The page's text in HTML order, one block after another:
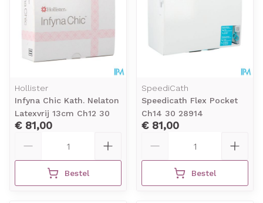
Hollister
Infyna Chic Kath. Nelaton
Latexvrij 13cm Ch12 30
€ 81,00
Bestel
SpeediCath
Speedicath Flex Pocket
Ch14 30 28914
€ 81,00
Bestel